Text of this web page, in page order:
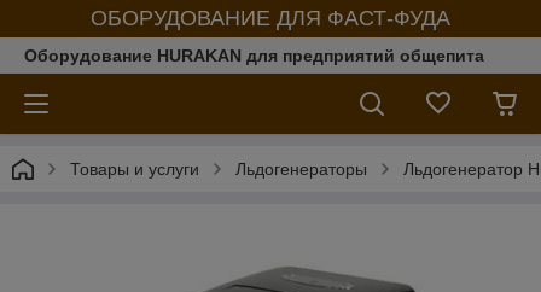
ОБОРУДОВАНИЕ ДЛЯ ФАСТ-ФУДА
Оборудование HURAKAN для предприятий общепита
Товары и услуги Льдогенераторы Льдогенератор